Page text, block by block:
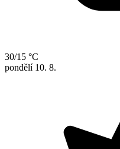
30/15 °C
pondělí 10. 8.